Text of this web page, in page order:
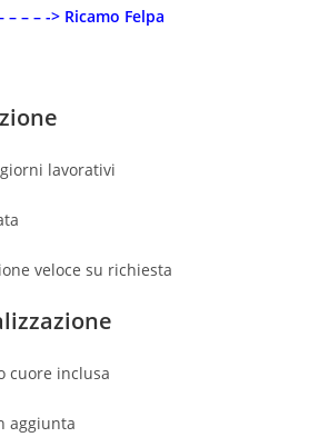
– – – -> Ricamo Felpa
lavorativi
veloce su richiesta
cuore inclusa
aggiunta